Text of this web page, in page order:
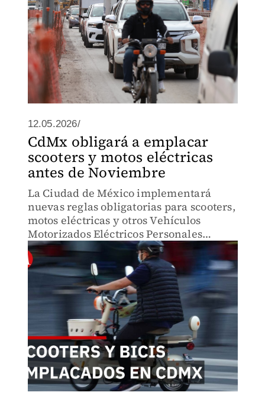
12.05.2026/
CdMx obligará a emplacar
scooters y motos eléctricas
antes de Noviembre
La Ciudad de México implementará
nuevas reglas obligatorias para scooters,
motos eléctricas y otros Vehículos
Motorizados Eléctricos Personales
(VEMEPE), como parte de una reforma al
Reglamento de Tránsito y la Ley de
Movilidad capitalina.